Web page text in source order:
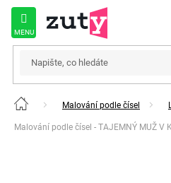
Přejít
obsah
Domů Malování podle čísel
Malování podle čísel - TAJEMNÝ MUŽ V